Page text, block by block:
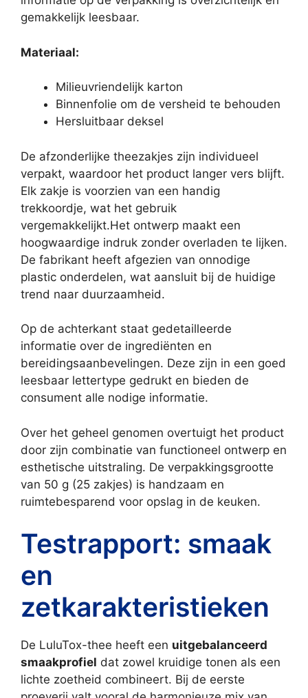
gemakkelijk leesbaar.
Materiaal:
Milieuvriendelijk karton
Binnenfolie om de versheid te behouden
Hersluitbaar deksel
De afzonderlijke theezakjes zijn individueel
verpakt, waardoor het product langer vers blijft.
Elk zakje is voorzien van een handig
trekkoordje, wat het gebruik
vergemakkelijkt.Het ontwerp maakt een
hoogwaardige indruk zonder overladen te lijken.
De fabrikant heeft afgezien van onnodige
plastic onderdelen, wat aansluit bij de huidige
trend naar duurzaamheid.
Op de achterkant staat gedetailleerde
informatie over de ingrediënten en
bereidingsaanbevelingen. Deze zijn in een goed
leesbaar lettertype gedrukt en bieden de
consument alle nodige informatie.
Over het geheel genomen overtuigt het product
door zijn combinatie van functioneel ontwerp en
esthetische uitstraling. De verpakkingsgrootte
van 50 g (25 zakjes) is handzaam en
ruimtebesparend voor opslag in de keuken.
Testrapport: smaak
en
zetkarakteristieken
De LuluTox-thee heeft een uitgebalanceerd
smaakprofiel dat zowel kruidige tonen als een
lichte zoetheid combineert. Bij de eerste